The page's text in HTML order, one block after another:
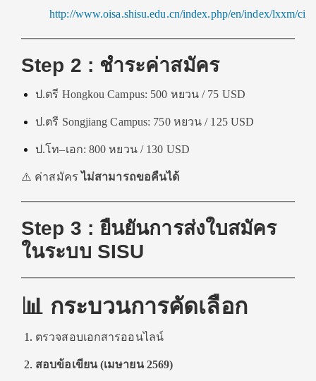
http://www.oisa.shisu.edu.cn/index.php/en/index/lxxm/
Step 2 : ชำระค่าสมัคร
ป.ตรี Hongkou Campus: 500 หยวน / 75 USD
ป.ตรี Songjiang Campus: 750 หยวน / 125 USD
ป.โท–เอก: 800 หยวน / 130 USD
⚠️ ค่าสมัครไม่สามารถขอคืนได้
Step 3 : ยืนยันการส่งใบสมัคร
ในระบบ SISU
📊 กระบวนการคัดเลือก
ตรวจสอบเอกสารออนไลน์
สอบข้อเขียน (เมษายน 2569)